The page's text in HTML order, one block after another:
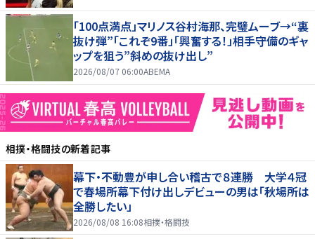
「100点満点」マリノス谷村海那、完璧ムーブ→“裏
抜け弾”「これぞ9番」「興奮する！」相手守備のギャ
ップを狙う”斜めの抜け出し”
2026/08/07 06:00ABEMA
相撲・格闘技の新着記事
幕下・不動豊が申し合い稽古で８連勝 大学４冠
で春場所幕下付け出しデビューの男は「秋場所は
全勝したい」
2026/08/08 16:08相撲・格闘技